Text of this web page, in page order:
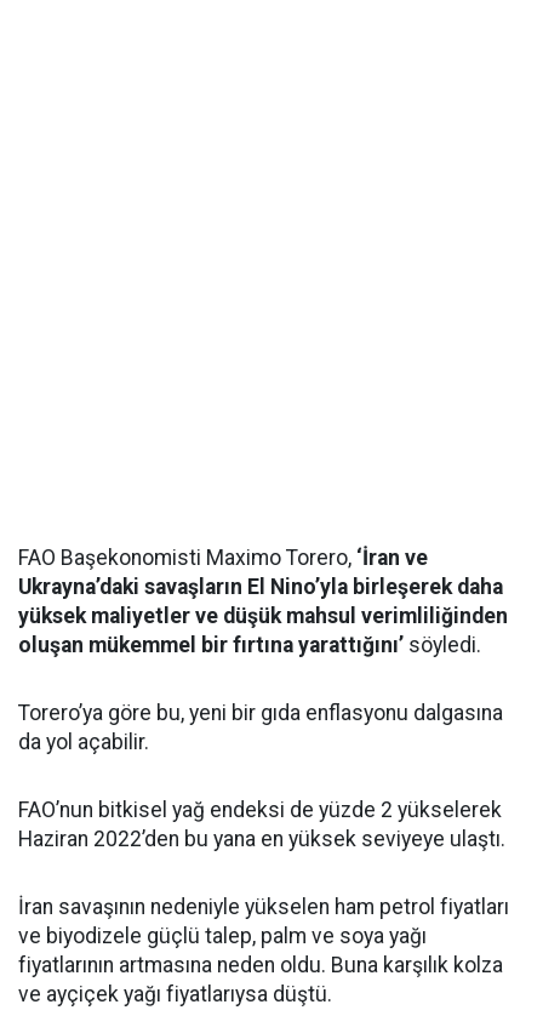
FAO Başekonomisti Maximo Torero, ‘İran ve
Ukrayna’daki savaşların El Nino’yla birleşerek daha
yüksek maliyetler ve düşük mahsul verimliliğinden
oluşan mükemmel bir fırtına yarattığını’ söyledi.
Torero’ya göre bu, yeni bir gıda enflasyonu dalgasına
da yol açabilir.
FAO’nun bitkisel yağ endeksi de yüzde 2 yükselerek
Haziran 2022’den bu yana en yüksek seviyeye ulaştı.
İran savaşının nedeniyle yükselen ham petrol fiyatları
ve biyodizele güçlü talep, palm ve soya yağı
fiyatlarının artmasına neden oldu. Buna karşılık kolza
ve ayçiçek yağı fiyatlarıysa düştü.